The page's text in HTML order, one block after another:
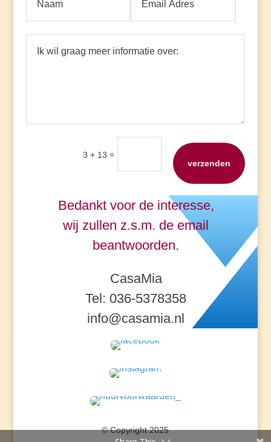
3 + 13 =
verzenden
Bedankt voor de interesse,
wij zullen z.s.m. de email
beantwoorden.
CasaMia
Tel: 036-5378358
info@casamia.nl
© Copyright 2025